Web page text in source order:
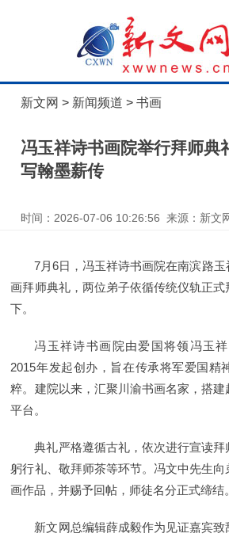
新文网 > 新闻频道 >书画
冯玉祥诗书画院举行拜师典
写翰墨薪传
时间：2026-07-06 10:26:56 来源：新文
7月6日，冯玉祥诗书画院在南滨路
画拜师典礼，两位弟子依循传统仪轨正
下。
冯玉祥诗书画院由爱国将领冯玉
2015年发起创办，旨在传承将军爱国精
粹。建院以来，汇聚川渝书画名家，搭
平台。
典礼严格遵循古礼，依次进行宣读
躬行礼、敬拜师茶等环节。冯文中先生
画作品，并赐予回帖，师徒名分正式缔结。
新文网总编辑薛成毅作为见证嘉宾